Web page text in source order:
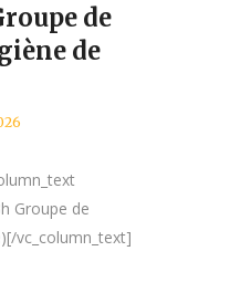
de
de
Groupe de
vc_column_text]